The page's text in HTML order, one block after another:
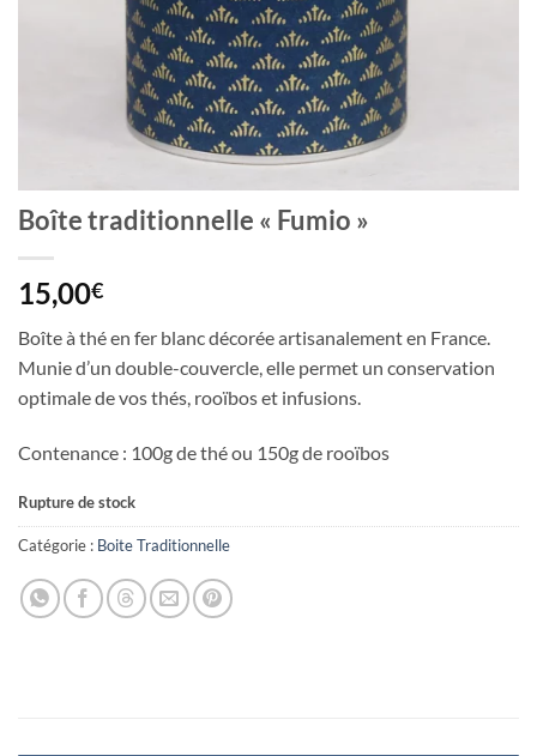
Boîte traditionnelle « Fumio »
15,00€
Boîte à thé en fer blanc décorée artisanalement en France.
Munie d’un double-couvercle, elle permet un conservation
optimale de vos thés, rooïbos et infusions.
Contenance : 100g de thé ou 150g de rooïbos
Rupture de stock
Catégorie : Boite Traditionnelle